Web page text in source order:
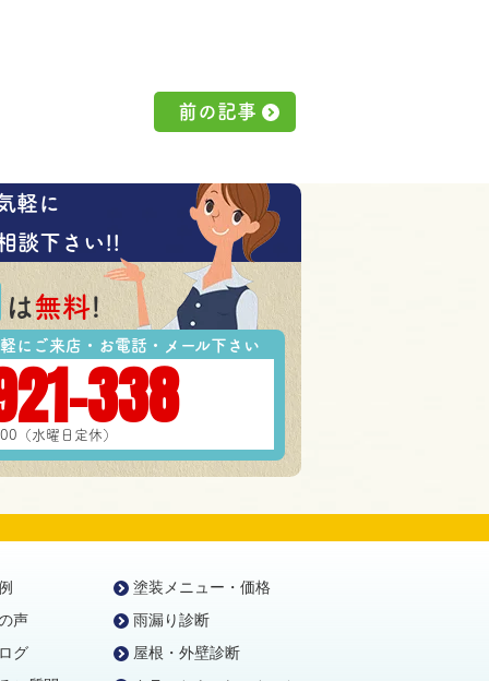
前の記事
軽に
談下さい!!
は無料!
にご来店・お電話・メール下さい
338
（水曜日定休）
声
グ
塗装メニュー・価格
雨漏り診断
屋根・外壁診断